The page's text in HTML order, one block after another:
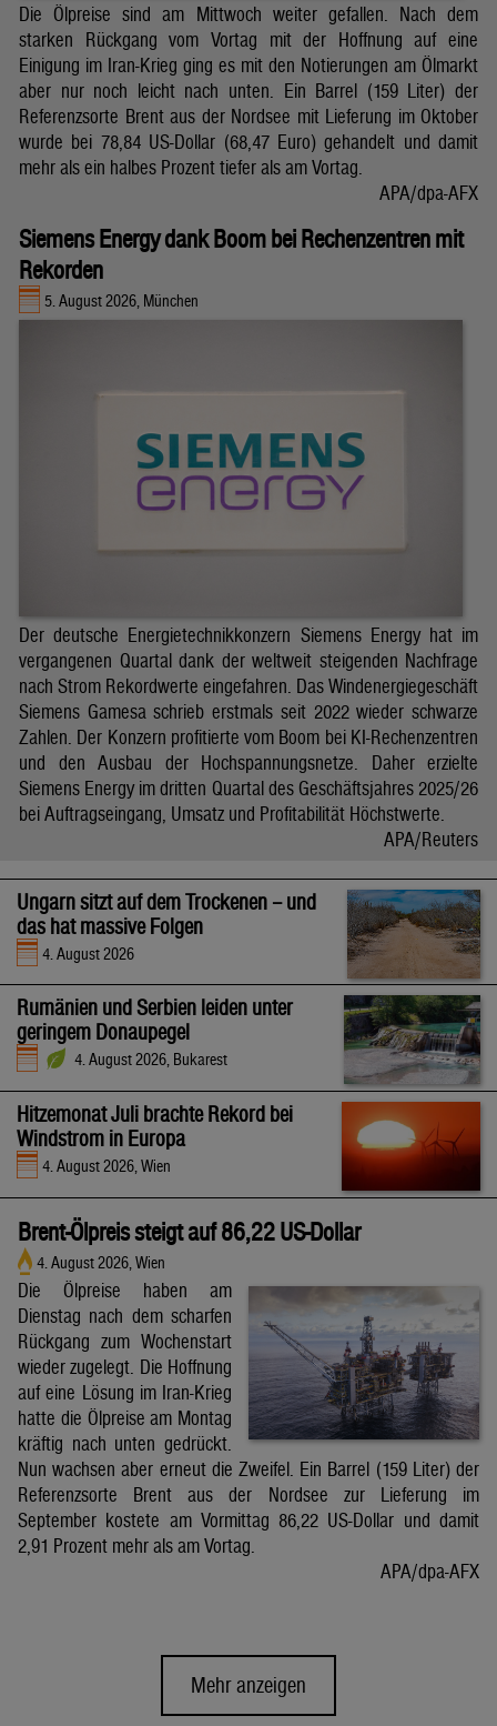
Die Ölpreise sind am Mittwoch weiter gefallen. Nach dem
starken Rückgang vom Vortag mit der Hoffnung auf eine
Einigung im Iran-Krieg ging es mit den Notierungen am Ölmarkt
aber nur noch leicht nach unten. Ein Barrel (159 Liter) der
Referenzsorte Brent aus der Nordsee mit Lieferung im Oktober
wurde bei 78,84 US-Dollar (68,47 Euro) gehandelt und damit
mehr als ein halbes Prozent tiefer als am Vortag.
APA/dpa-AFX
Siemens Energy dank Boom bei Rechenzentren mit
Rekorden
5. August 2026, München
Der deutsche Energietechnikkonzern Siemens Energy hat im
vergangenen Quartal dank der weltweit steigenden Nachfrage
nach Strom Rekordwerte eingefahren. Das Windenergiegeschäft
Siemens Gamesa schrieb erstmals seit 2022 wieder schwarze
Zahlen. Der Konzern profitierte vom Boom bei KI-Rechenzentren
und den Ausbau der Hochspannungsnetze. Daher erzielte
Siemens Energy im dritten Quartal des Geschäftsjahres 2025/26
bei Auftragseingang, Umsatz und Profitabilität Höchstwerte.
APA/Reuters
Ungarn sitzt auf dem Trockenen – und
das hat massive Folgen
4. August 2026
Rumänien und Serbien leiden unter
geringem Donaupegel
4. August 2026, Bukarest
Hitzemonat Juli brachte Rekord bei
Windstrom in Europa
4. August 2026, Wien
Brent-Ölpreis steigt auf 86,22 US-Dollar
4. August 2026, Wien
Die Ölpreise haben am
Dienstag nach dem scharfen
Rückgang zum Wochenstart
wieder zugelegt. Die Hoffnung
auf eine Lösung im Iran-Krieg
hatte die Ölpreise am Montag
kräftig nach unten gedrückt.
Nun wachsen aber erneut die Zweifel. Ein Barrel (159 Liter) der
Referenzsorte Brent aus der Nordsee zur Lieferung im
September kostete am Vormittag 86,22 US-Dollar und damit
2,91 Prozent mehr als am Vortag.
APA/dpa-AFX
Mehr anzeigen